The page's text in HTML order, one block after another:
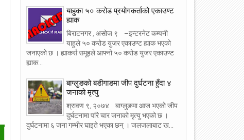
याहुका ५० करोड प्रयोगकर्ताको एकाउण्ट
ह्याक
बिराटनगर , असोज ९ –इन्टरनेट कम्पनी
याहुले ५० करोड युजर एकाउण्ट ह्याक भएको
जनाएको छ । ह्याकर्स समूहले आफ्नो ५० करोड युजर एकाउण्ट
ह्याक...
बाग्लुङको बडीगाडमा जीप दुर्घटना हुँदा ४
जनाको मृत्यु
श्रावण ९, २०७४ बाग्लुङमा आज भएको जीप
दुर्घटनामा परि चार जनाको मृत्यु भएको छ ।
दुर्घटनामा ६ जना गम्भीर घाइते भएका छन् । जलजलाबाट ख...